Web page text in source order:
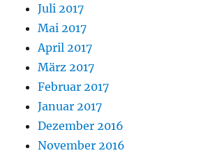
Juli 2017
Mai 2017
April 2017
März 2017
Februar 2017
Januar 2017
Dezember 2016
November 2016